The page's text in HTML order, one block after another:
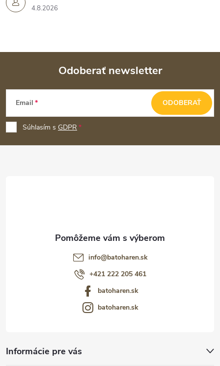
4.8.2026
Z
p
ä
Odoberať newsletter
Email
Súhlasím s GDPR
ODOBERAŤ
Informácie pre vás
info@batoharen.sk
+421 222 205 461
batoharen.sk
batoharen.sk